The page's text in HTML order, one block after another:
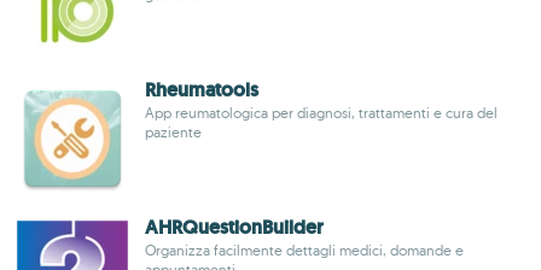
Rheumatools
App reumatologica per diagnosi, trattamenti e cura del
paziente
AHRQuestionBuilder
Organizza facilmente dettagli medici, domande e